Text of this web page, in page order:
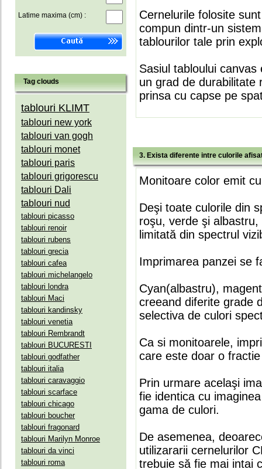
Latime maxima (cm) :
Tag clouds
tablouri KLIMT
tablouri new york
tablouri van gogh
tablouri monet
tablouri paris
tablouri grigorescu
tablouri Dali
tablouri nud
tablouri picasso
tablouri renoir
tablouri rubens
tablouri grecia
tablouri cafea
tablouri michelangelo
tablouri londra
tablouri Maci
tablouri kandinsky
tablouri venetia
tablouri Rembrandt
tablouri BUCURESTI
tablouri godfather
tablouri italia
tablouri caravaggio
tablouri scarface
tablouri chicago
tablouri boucher
tablouri fragonard
tablouri Marilyn Monroe
tablouri da vinci
tablouri roma
Cernelurile folosite
compun dintr-un
tablourilor tale prin
Sasiul tabloului
un grad de durabilitate
prinsa cu capse pe
3. Exista diferente intre culorile
Monitoare color emit
Deşi toate culorile din
roşu, verde şi
limitată din spectrul
Imprimarea panzei se
Cyan(albastru),
creeand diferite grade
selectiva de culori
Ca si monitoarele,
care este doar o
Prin urmare acelaşi
fie identica cu
gama de culori.
De asemenea,
utilizararii cernelurilor
trebuie să fie mai intai